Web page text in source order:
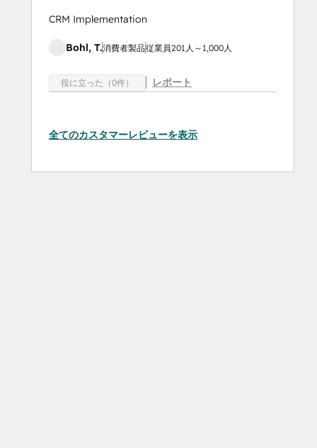
CRM Implementation
Bohl, T.消費者製品従業員201人～1,000人
役に立った（0件） レポート
全てのカスタマーレビューを表示